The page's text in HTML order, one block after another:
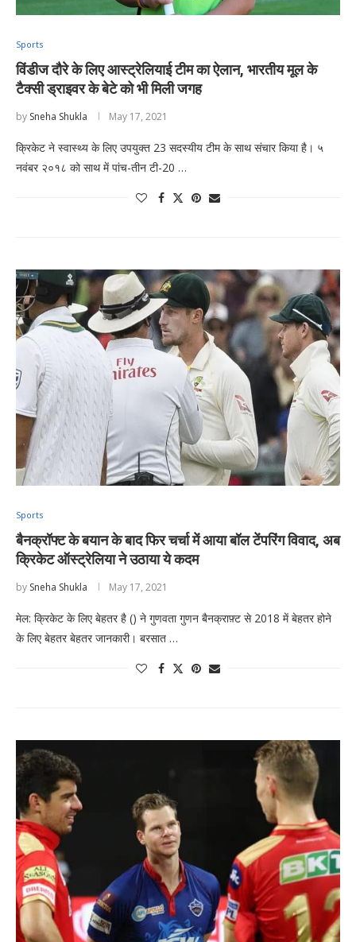
Sports
विंडीज दौरे के लिए आस्ट्रेलियाई टीम का ऐलान, भारतीय मूल के
टैक्सी ड्राइवर के बेटे को भी मिली जगह
by Sneha Shukla May 17, 2021
क्रिकेट ने स्वास्थ्य के लिए उपयुक्त 23 सदस्यीय टीम के साथ संचार किया है। ५
नवंबर २०१८ को साथ में पांच-तीन टी-20 …
Sports
बैनक्रॉफ्ट के बयान के बाद फिर चर्चा में आया बॉल टेंपरिंग विवाद, अब
क्रिकेट ऑस्ट्रेलिया ने उठाया ये कदम
by Sneha Shukla May 17, 2021
मेल: क्रिकेट के लिए बेहतर है () ने गुणवता गुणन बैनक्राफ़्ट से 2018 में बेहतर होने
के लिए बेहतर बेहतर जानकारी। बरसात …